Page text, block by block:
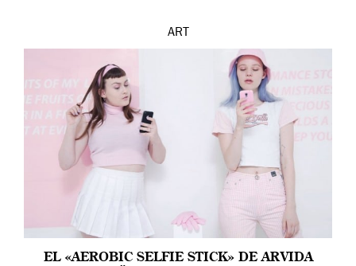
ART
EL «AEROBIC SELFIE STICK» DE ARVIDA